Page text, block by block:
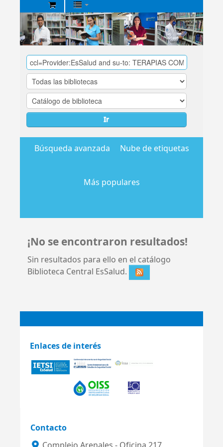
Biblioteca
Central
EsSalud
Ir
Búsqueda avanzada Nube de etiquetas
Más populares
¡No se encontraron resultados!
Sin resultados para ello en el catálogo
Biblioteca Central EsSalud.
Enlaces de interés
Contacto